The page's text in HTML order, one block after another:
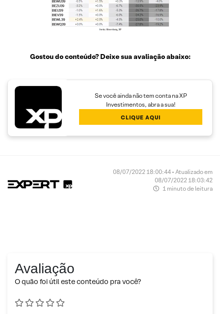
Gostou do conteúdo? Deixe sua avaliação abaixo:
Se você ainda não tem conta na XP
Investimentos, abra a sua!
CLIQUE AQUI
08/07/2022 18:00:44 • Atualizado em
08/07/2022 18:03:42
1 minuto de leitura
Avaliação
O quão foi útil este conteúdo pra você?